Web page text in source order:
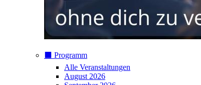
⬛️ Programm
Alle Veranstaltungen
August 2026